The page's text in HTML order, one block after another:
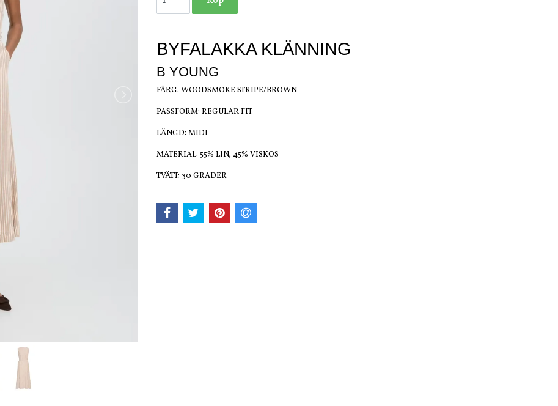
BYFALAKKA KLÄNNING
B YOUNG
FÄRG: WOODSMOKE STRIPE/BROWN
PASSFORM: REGULAR FIT
LÄNGD: MIDI
MATERIAL: 55% LIN, 45% VISKOS
TVÄTT: 30 GRADER